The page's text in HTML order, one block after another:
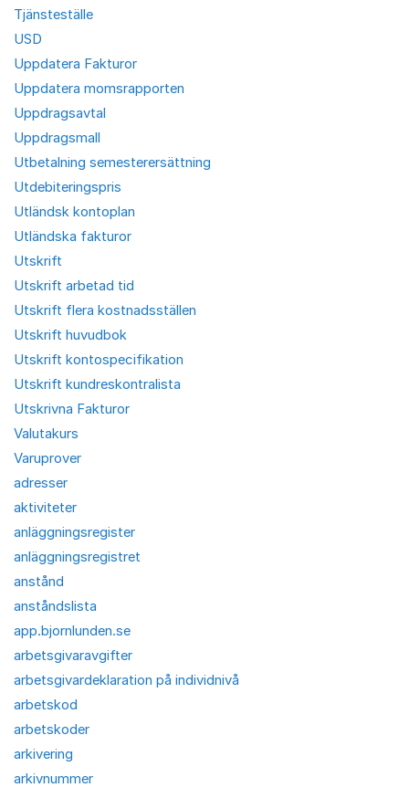
Tjänsteställe
USD
Uppdatera Fakturor
Uppdatera momsrapporten
Uppdragsavtal
Uppdragsmall
Utbetalning semesterersättning
Utdebiteringspris
Utländsk kontoplan
Utländska fakturor
Utskrift
Utskrift arbetad tid
Utskrift flera kostnadsställen
Utskrift huvudbok
Utskrift kontospecifikation
Utskrift kundreskontralista
Utskrivna Fakturor
Valutakurs
Varuprover
adresser
aktiviteter
anläggningsregister
anläggningsregistret
anstånd
anståndslista
app.bjornlunden.se
arbetsgivaravgifter
arbetsgivardeklaration på individnivå
arbetskod
arbetskoder
arkivering
arkivnummer